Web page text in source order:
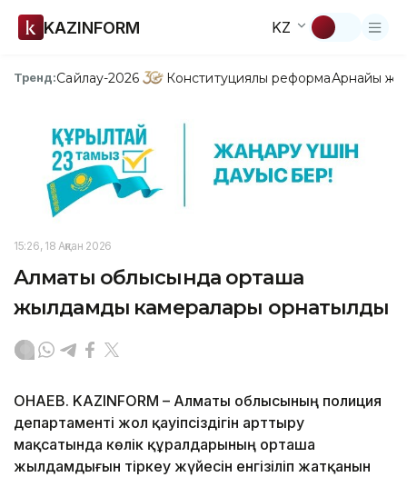
KAZINFORM KZ
Тренд:Сайлау-2026 Конституциялық реформаАрнайы
15:26, 18 Ақпан 2026
Алматы облысында орташа
жылдамдық камералары орнатылды
ҚОНАЕВ. KAZINFORM – Алматы облысының полиция
департаменті жол қауіпсіздігін арттыру
мақсатында көлік құралдарының орташа
жылдамдығын тіркеу жүйесін енгізіліп жатқанын